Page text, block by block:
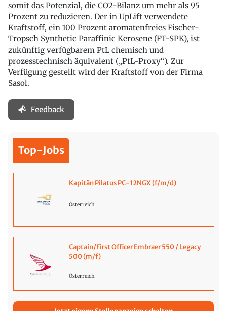
somit das Potenzial, die CO2-Bilanz um mehr als 95
Prozent zu reduzieren. Der in UpLift verwendete
Kraftstoff, ein 100 Prozent aromatenfreies Fischer-
Tropsch Synthetic Paraffinic Kerosene (FT-SPK), ist
zukünftig verfügbarem PtL chemisch und
prozesstechnisch äquivalent („PtL-Proxy“). Zur
Verfügung gestellt wird der Kraftstoff von der Firma
Sasol.
Feedback
Top-Jobs
Kapitän Pilatus PC-12NGX (f/m/d)
Österreich
Captain/First Officer Embraer 550 / Legacy
500 (m/f)
Österreich